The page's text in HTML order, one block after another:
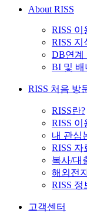
About RISS
RISS 이
RISS 지
DB연계
BI 및 배
RISS 처음 방
RISS란?
RISS 이
내 관심
RISS 자
복사/대
해외전
RISS
고객센터